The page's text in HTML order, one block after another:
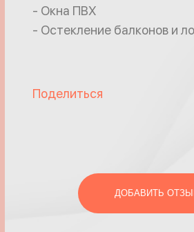
- Окна ПВХ
- Остекление балконов и
Поделиться
ДОБАВИТЬ